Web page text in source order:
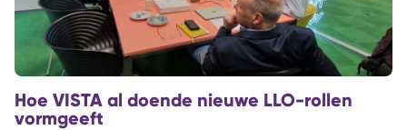
zijn over sectorgrenzen heen.
Hoe VISTA al doende nieuwe LLO-rollen
vormgeeft